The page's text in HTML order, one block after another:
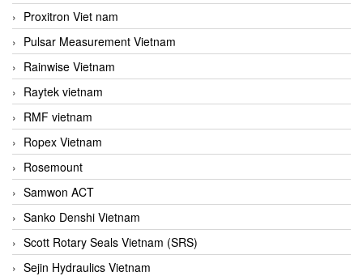
Proxitron Viet nam
Pulsar Measurement Vietnam
Rainwise Vietnam
Raytek vietnam
RMF vietnam
Ropex Vietnam
Rosemount
Samwon ACT
Sanko Denshi Vietnam
Scott Rotary Seals Vietnam (SRS)
Sejin Hydraulics Vietnam